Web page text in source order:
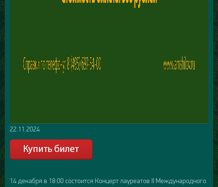
22.11.2024
14 декабря в 18:00 состоится Концерт лауреатов II Международного